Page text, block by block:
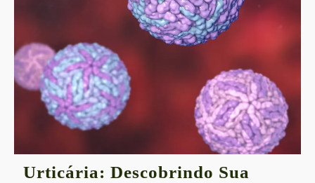
Urticária: Descobrindo Sua